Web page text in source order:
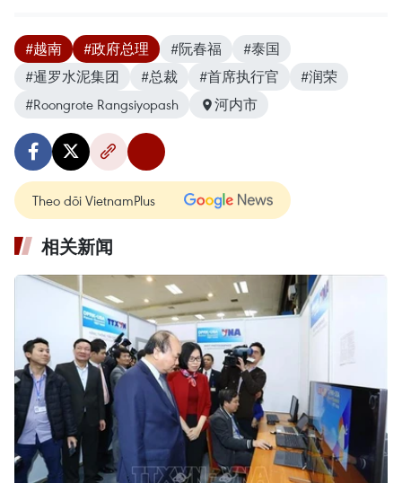
#越南 #政府总理 #阮春福
#泰国
#暹罗水泥集团
#总裁 #首席执行官
#润荣
#Roongrote Rangsiyopash
河内市
Theo dõi VietnamPlus
相关新闻